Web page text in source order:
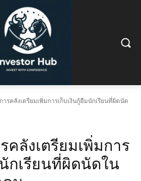
ารคลังเตรียมเพิ่มการเก็บเงินกู้ยืมนักเรียนที่ผิดนัด
คลังเตรียมเพิ่มการ
กเรียนที่ผิดนัดใน